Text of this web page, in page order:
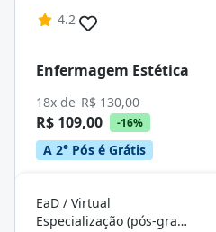
4.2
Enfermagem Estética
18x de R$ 130,00
R$ 109,00 -16%
A 2° Pós é Grátis
EaD / Virtual
Especialização (pós-graduação)